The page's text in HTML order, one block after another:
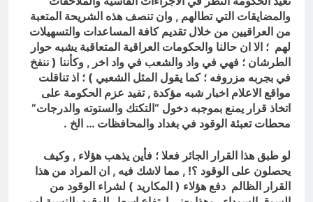
والمضايقات التي تطالهم , وان تنصف هذه الشريحة المتعبة
من العراقيين من خلال تقديم كافة المساعدات والتسهيلات
لهم ؛ الا ان حالنا والحكومات العراقية المتعاقبة يشبه حوار
الطرشان ؛ فهي في واد والشعب في واد اخر , وكأننا ( ننفخ
في بجربه مزروفه ؛ كما يقول المثل الشعبي ) ؛ اذ تناقلت
مواقع الاعلام اخبار شبه مؤكدة , تفيد عزم الحكومة على
اتخاذ قرار يمنع بموجبه دخول “التكتك والستوته والدرجات”
محطات تعبئة الوقود في بغداد والمحافظات … الخ .
لو طبق هذا القرار الجائر فعلا ؛ فأين يذهب هؤلاء , وكيف
يحصلون على الوقود ؟! , مما لاشك فيه , ان المراد من هذا
القرار الظالم دفع هؤلاء ( المكاريد ) لشراء الوقود من